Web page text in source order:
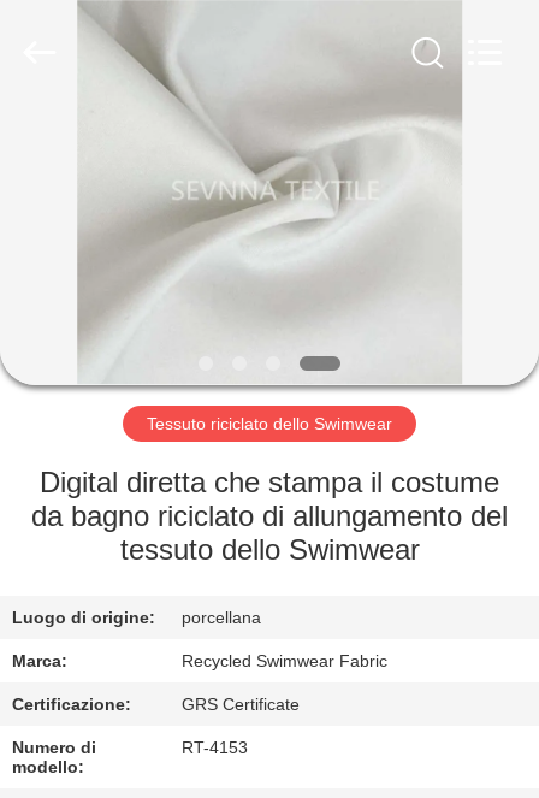
PRODOTTI
MOSTRA
CIRCA
GIRO
CONTROLLO
DI
QUALITÀ
Tessuto riciclato dello Swimwear
Digital diretta che stampa il costume
da bagno riciclato di allungamento del
tessuto dello Swimwear
Luogo di origine: porcellana
Marca: Recycled Swimwear Fabric
Certificazione: GRS Certificate
Numero di
modello:
RT-4153